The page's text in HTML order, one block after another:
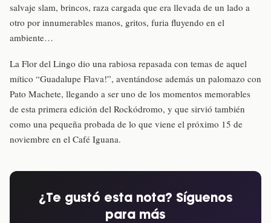
salvaje slam, brincos, raza cargada que era llevada de un lado a
otro por innumerables manos, gritos, furia fluyendo en el
ambiente…
La Flor del Lingo dio una rabiosa repasada con temas de aquel
mítico “Guadalupe Flava!”, aventándose además un palomazo con
Pato Machete, llegando a ser uno de los momentos memorables
de esta primera edición del Rockódromo, y que sirvió también
como una pequeña probada de lo que viene el próximo 15 de
noviembre en el Café Iguana.
¿Te gustó esta nota? Síguenos
para más